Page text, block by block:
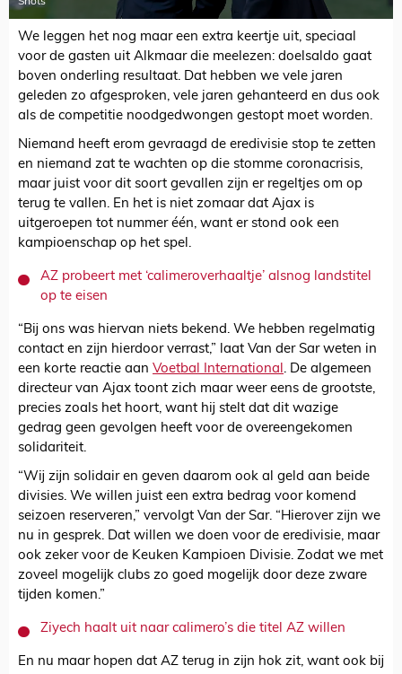
We leggen het nog maar een extra keertje uit, speciaal
voor de gasten uit Alkmaar die meelezen: doelsaldo gaat
boven onderling resultaat. Dat hebben we vele jaren
geleden zo afgesproken, vele jaren gehanteerd en dus ook
als de competitie noodgedwongen gestopt moet worden.
Niemand heeft erom gevraagd de eredivisie stop te zetten
en niemand zat te wachten op die stomme coronacrisis,
maar juist voor dit soort gevallen zijn er regeltjes om op
terug te vallen. En het is niet zomaar dat Ajax is
uitgeroepen tot nummer één, want er stond ook een
kampioenschap op het spel.
AZ probeert met ‘calimeroverhaaltje’ alsnog landstitel
op te eisen
“Bij ons was hiervan niets bekend. We hebben regelmatig
contact en zijn hierdoor verrast,” laat Van der Sar weten in
een korte reactie aan Voetbal International. De algemeen
directeur van Ajax toont zich maar weer eens de grootste,
precies zoals het hoort, want hij stelt dat dit wazige
gedrag geen gevolgen heeft voor de overeengekomen
solidariteit.
“Wij zijn solidair en geven daarom ook al geld aan beide
divisies. We willen juist een extra bedrag voor komend
seizoen reserveren,” vervolgt Van der Sar. “Hierover zijn we
nu in gesprek. Dat willen we doen voor de eredivisie, maar
ook zeker voor de Keuken Kampioen Divisie. Zodat we met
zoveel mogelijk clubs zo goed mogelijk door deze zware
tijden komen.”
Ziyech haalt uit naar calimero’s die titel AZ willen
En nu maar hopen dat AZ terug in zijn hok zit, want ook bij